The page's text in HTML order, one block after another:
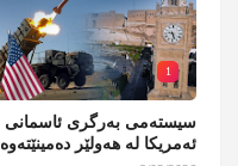
1
سیستەمی بەرگری ئاسمانی
ئەمریکا لە هەولێر دەمینێتەوە